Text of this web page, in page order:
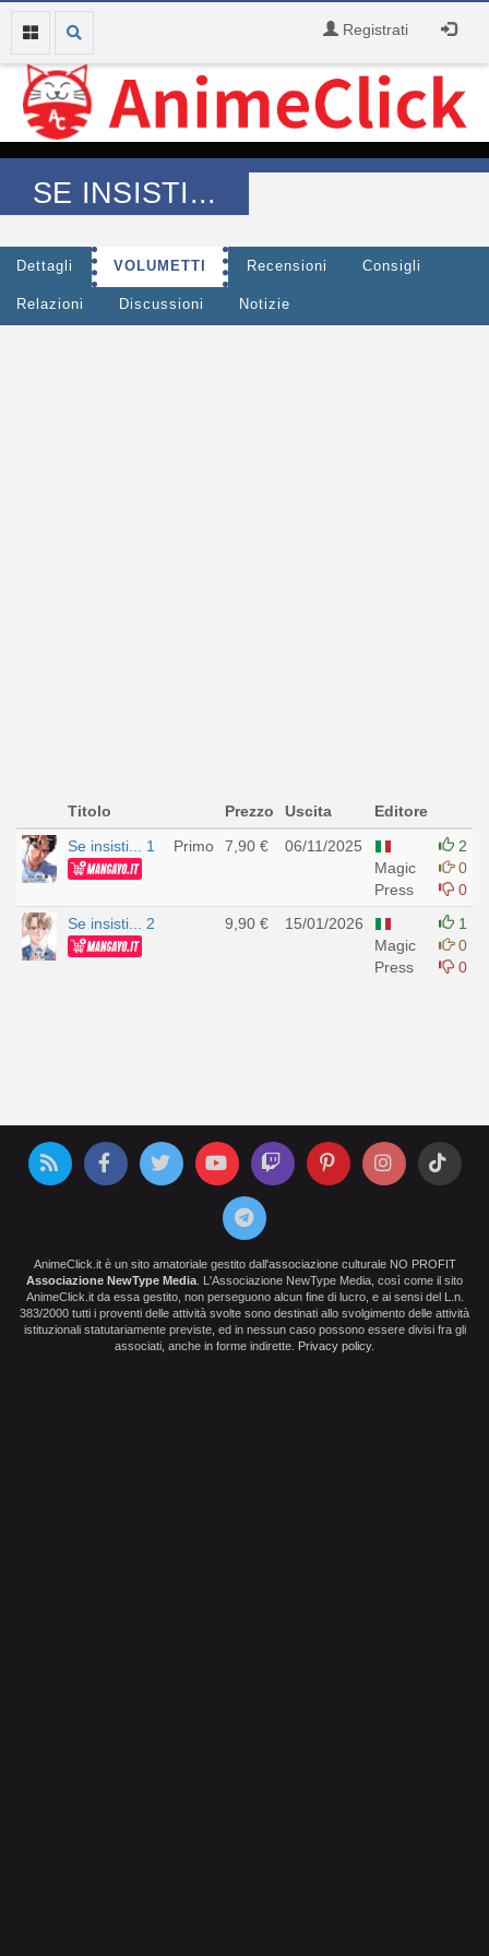
Registrati
SE INSISTI...
Dettagli VOLUMETTI Recensioni Consigli
Relazioni Discussioni Notizie
Titolo Prezzo Uscita
Editore
Se insisti... 1
Primo 7,90 €
06/11/2025
Magic
Press
2
0
0
Se insisti... 2
9,90 €
15/01/2026
Magic
Press
1
0
0
AnimeClick.it è un sito amatoriale gestito dall'associazione culturale NO PROFIT
Associazione NewType Media . L'Associazione NewType Media, così come il sito
AnimeClick.it da essa gestito, non perseguono alcun fine di lucro, e ai sensi del L.n.
383/2000 tutti i proventi delle attività svolte sono destinati allo svolgimento delle attività
istituzionali statutariamente previste, ed in nessun caso possono essere divisi fra gli
associati, anche in forme indirette. Privacy policy.